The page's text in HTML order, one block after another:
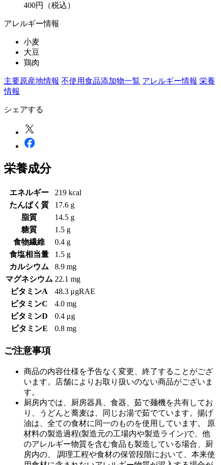
400円 （税込）
アレルギー情報
小麦
大豆
鶏肉
主要原産地情報 不使用食品添加物一覧 アレルギー情報 栄養
情報
シェアする
栄養成分
エネルギー
219 kcal
たんぱく質
17.6 g
脂質
14.5 g
糖質
1.5 g
食物繊維
0.4 g
食塩相当量
1.5 g
カルシウム
8.9 mg
マグネシウム 22.1 mg
ビタミンA
48.3 μgRAE
ビタミンC
4.0 mg
ビタミンD
0.4 μg
ビタミンE
0.8 mg
ご注意事項
商品の内容仕様を予告なく変更、終了することがござ
います。店舗によりお取り扱いのない商品がございま
す。
厨房内では、厨房器具、食器、茹で麺機を共有してお
り、うどんと蕎麦は、同じお湯で茹でています。揚げ
油は、全ての食材に同一のものを使用しています。 原
材料の製造過程(製造元の工場内や製造ライン)で、他
のアレルギー物質を含む食品も製造している場合、厨
房内の、 調理工程や食材の保管段階において、本来使